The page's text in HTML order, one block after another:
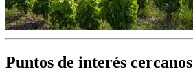
Puntos de interés cercanos